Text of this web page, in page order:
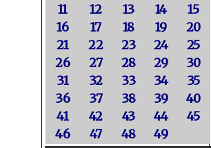
11
12 13 14
15
16
17 18 19
20
21
22 23 24
25
26
27 28 29
30
31
32 33 34
35
36
37 38 39
40
41
42 43 44
45
46
47 48 49